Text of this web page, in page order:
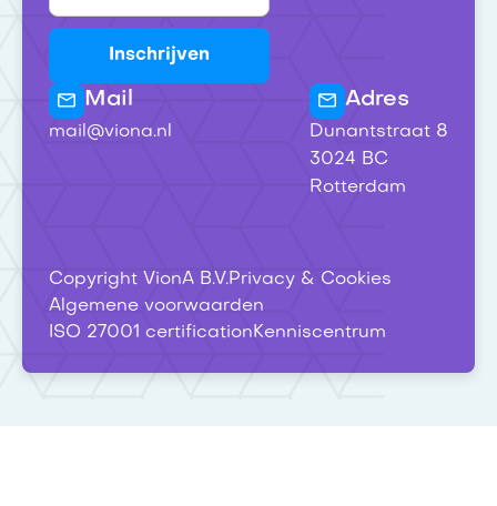
Mail
mail@viona.nl
Adres
Dunantstraat 8
3024 BC
Rotterdam
Copyright VionA B.V.Privacy & Cookies
Algemene voorwaarden
ISO 27001 certificationKenniscentrum